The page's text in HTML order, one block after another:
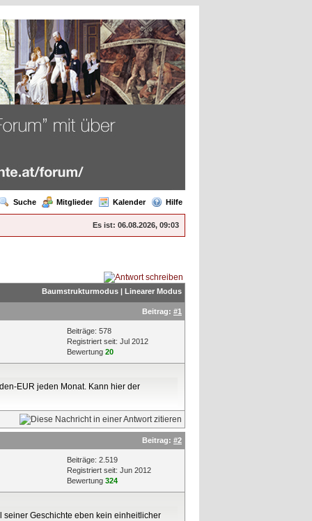
Suche Mitglieder Kalender Hilfe
Es ist: 06.08.2026, 09:03
Baumstrukturmodus | Linearer Modus
Beitrag: #1
Beiträge: 578
Registriert seit: Jul 2012
Bewertung 20
EUR jeden Monat. Kann hier der
Beitrag: #2
Beiträge: 2.519
Registriert seit: Jun 2012
Bewertung 324
Geschichte eben kein einheitlicher